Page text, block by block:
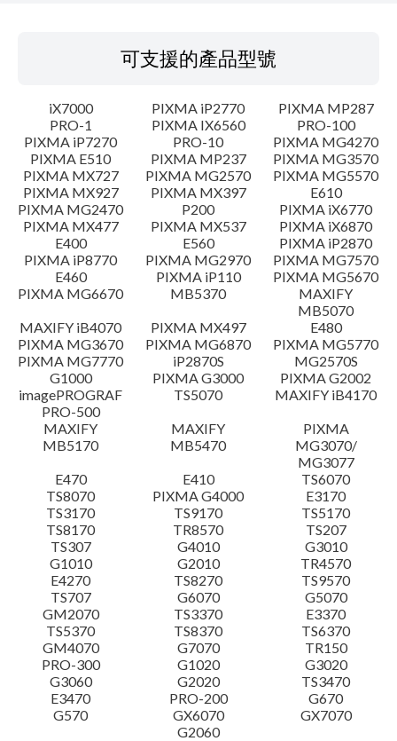
概要
更新歷史記錄
系統要求
注意事項
設置說明
檔案資訊
免責聲明
可支援的產品型號
iX7000 PIXMA iP2770
PIXMA MP287
PRO-1
PIXMA IX6560
PRO-100
PIXMA iP7270
PRO-10
PIXMA MG4270
PIXMA E510
PIXMA MP237
PIXMA MG3570
PIXMA MX727
PIXMA MG2570
PIXMA MG5570
PIXMA MX927
PIXMA MX397
E610
PIXMA MG2470
P200
PIXMA iX6770
PIXMA MX477
PIXMA MX537
PIXMA iX6870
E400
E560
PIXMA iP2870
PIXMA iP8770
PIXMA MG2970
PIXMA MG7570
E460
PIXMA iP110
PIXMA MG5670
PIXMA MG6670
MB5370
MAXIFY
MB5070
MAXIFY iB4070
PIXMA MX497
E480
PIXMA MG3670
PIXMA MG6870
PIXMA MG5770
PIXMA MG7770
iP2870S
MG2570S
G1000
PIXMA G3000
PIXMA G2002
imagePROGRAF
PRO-500
TS5070
MAXIFY iB4170
MAXIFY
MB5170
MAXIFY
MB5470
PIXMA
MG3070/
MG3077
E470
E410
TS6070
TS8070
PIXMA G4000
E3170
TS3170
TS9170
TS5170
TS8170
TR8570
TS207
TS307
G4010
G3010
G1010
G2010
TR4570
E4270
TS8270
TS9570
TS707
G6070
G5070
GM2070
TS3370
E3370
TS5370
TS8370
TS6370
GM4070
G7070
TR150
PRO-300
G1020
G3020
G3060
G2020
TS3470
E3470
PRO-200
G670
G570
GX6070
GX7070
G2060